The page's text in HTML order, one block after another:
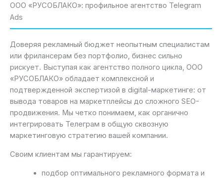
ООО «РУСОБЛАКО»: профильное агентство Telegram
Ads
Доверяя рекламный бюджет неопытным специалистам
или фрилансерам без портфолио, бизнес сильно
рискует. Выступая как агентство полного цикла, ООО
«РУСОБЛАКО» обладает комплексной и
подтвержденной экспертизой в digital-маркетинге: от
вывода товаров на маркетплейсы до сложного SEO-
продвижения. Мы четко понимаем, как органично
интегрировать Телеграм в общую сквозную
маркетинговую стратегию вашей компании.
Своим клиентам мы гарантируем:
подбор оптимального рекламного формата и